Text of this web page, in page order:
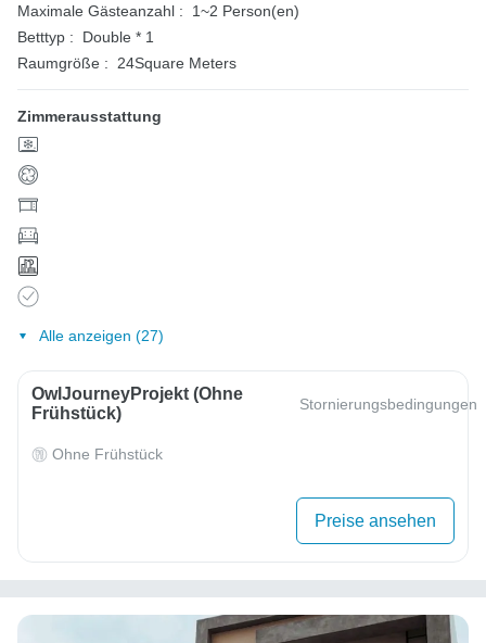
Maximale Gästeanzahl :
1~2 Person(en)
Betttyp :
Double * 1
Raumgröße :
24Square Meters
Zimmerausstattung
Alle anzeigen (27)
OwlJourneyProjekt (ohne
Frühstück)
Stornierungsbedingungen
Ohne Frühstück
Preise ansehen